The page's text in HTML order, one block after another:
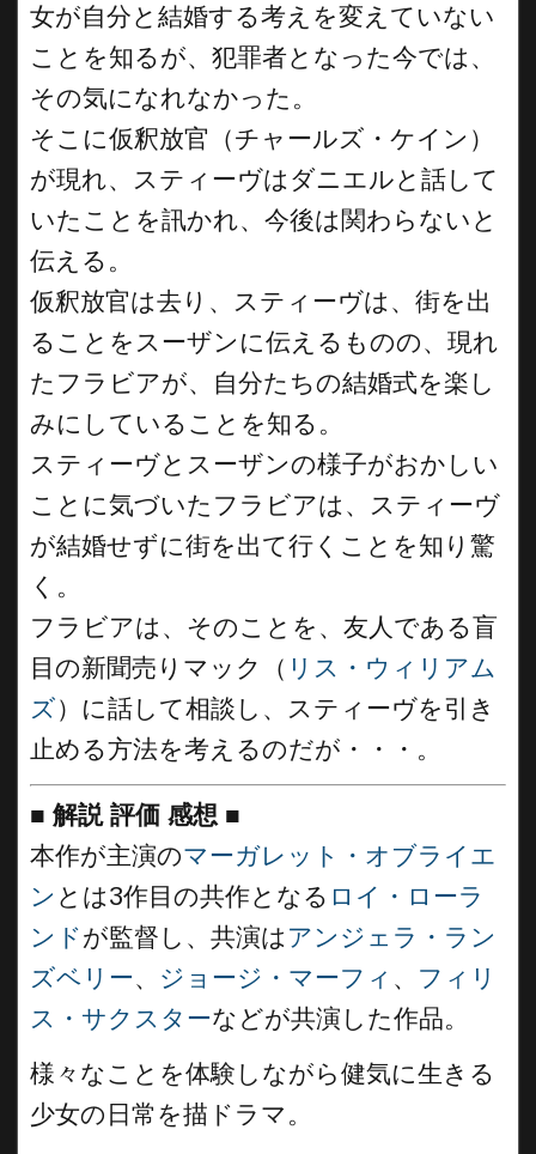
女が自分と結婚する考えを変えていない
ことを知るが、犯罪者となった今では、
その気になれなかった。
そこに仮釈放官（チャールズ・ケイン）
が現れ、スティーヴはダニエルと話して
いたことを訊かれ、今後は関わらないと
伝える。
仮釈放官は去り、スティーヴは、街を出
ることをスーザンに伝えるものの、現れ
たフラビアが、自分たちの結婚式を楽し
みにしていることを知る。
スティーヴとスーザンの様子がおかしい
ことに気づいたフラビアは、スティーヴ
が結婚せずに街を出て行くことを知り驚
く。
フラビアは、そのことを、友人である盲
目の新聞売りマック（ リス・ウィリアム
ズ）に話して相談し、スティーヴを引き
止める方法を考えるのだが・・・。
■ 解説 評価 感想 ■
本作が主演のマーガレット・オブライエ
ン とは3作目の共作となる ロイ・ローラ
ンドが監督し、共演はアンジェラ・ラン
ズベリー、 ジョージ・マーフィ 、 フィリ
ス・サクスターなどが共演した作品。
様々なことを体験しながら健気に生きる
少女の日常を描ドラマ。